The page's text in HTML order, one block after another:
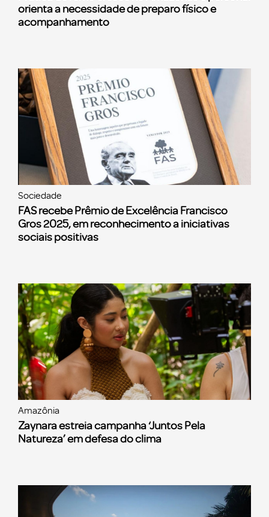
orienta a necessidade de preparo físico e
acompanhamento
Sociedade
FAS recebe Prêmio de Excelência Francisco
Gros 2025, em reconhecimento a iniciativas
sociais positivas
Amazônia
Zaynara estreia campanha ‘Juntos Pela
Natureza’ em defesa do clima